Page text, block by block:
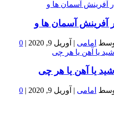
آفرينش آسمان ها و
امامی | آوریل 9, 2020 |
0
یا آهن یا هر چی
امامی | آوریل 9, 2020 |
0